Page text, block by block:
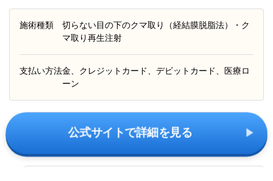
施術種類
切らない目の下のクマ取り（経結膜脱脂法）・ク
マ取り再生注射
支払い方法金、クレジットカード、デビットカード、医療ロ
ーン
公式サイトで詳細を見る